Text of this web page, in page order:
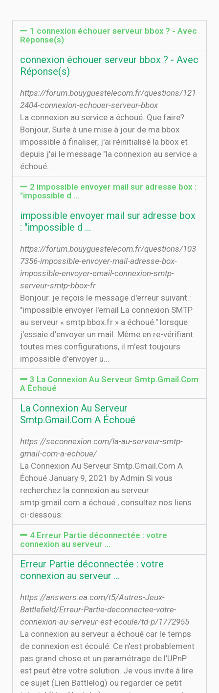
1 connexion échouer serveur bbox ? - Avec
Réponse(s)
connexion échouer serveur bbox ? - Avec
Réponse(s)
https://forum.bouyguestelecom.fr/questions/121
2404-connexion-echouer-serveur-bbox
La connexion au service a échoué. Que faire?
Bonjour, Suite à une mise à jour de ma bbox
impossible à finaliser, j'ai réinitialisé la bbox et
depuis j'ai le message "la connexion au service a
échoué.
2 impossible envoyer mail sur adresse box :
"impossible d ...
impossible envoyer mail sur adresse box
: "impossible d ...
https://forum.bouyguestelecom.fr/questions/103
7356-impossible-envoyer-mail-adresse-box-
impossible-envoyer-email-connexion-smtp-
serveur-smtp-bbox-fr
Bonjour. je reçois le message d'erreur suivant :
"impossible envoyer l'email La connexion SMTP
au serveur « smtp.bbox.fr » a échoué." lorsque
j'essaie d'envoyer un mail. Même en re-vérifiant
toutes mes configurations, il m'est toujours
impossible d'envoyer u...
3 La Connexion Au Serveur Smtp.Gmail.Com
A Échoué
La Connexion Au Serveur
Smtp.Gmail.Com A Échoué
https://seconnexion.com/la-au-serveur-smtp-
gmail-com-a-echoue/
La Connexion Au Serveur Smtp.Gmail.Com A
Échoué January 9, 2021 by Admin Si vous
recherchez la connexion au serveur
smtp.gmail.com a échoué , consultez nos liens
ci-dessous:
4 Erreur Partie déconnectée : votre
connexion au serveur …
Erreur Partie déconnectée : votre
connexion au serveur …
https://answers.ea.com/t5/Autres-Jeux-
Battlefield/Erreur-Partie-deconnectee-votre-
connexion-au-serveur-est-ecoule/td-p/1772955
La connexion au serveur a échoué car le temps
de connexion est écoulé. Ce n'est probablement
pas grand chose et un paramétrage de l'UPnP
est peut être votre solution. Je vous invite à lire
ce sujet (Lien Battlelog) ou regarder ce petit